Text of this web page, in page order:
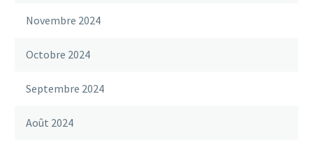
Novembre 2024
Octobre 2024
Septembre 2024
Août 2024